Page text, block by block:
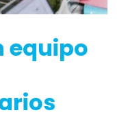
equipo